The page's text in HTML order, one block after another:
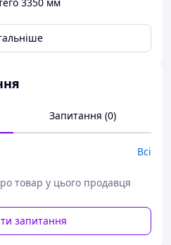
Запитання (0)
Всі
товар у цього продавця
запитання